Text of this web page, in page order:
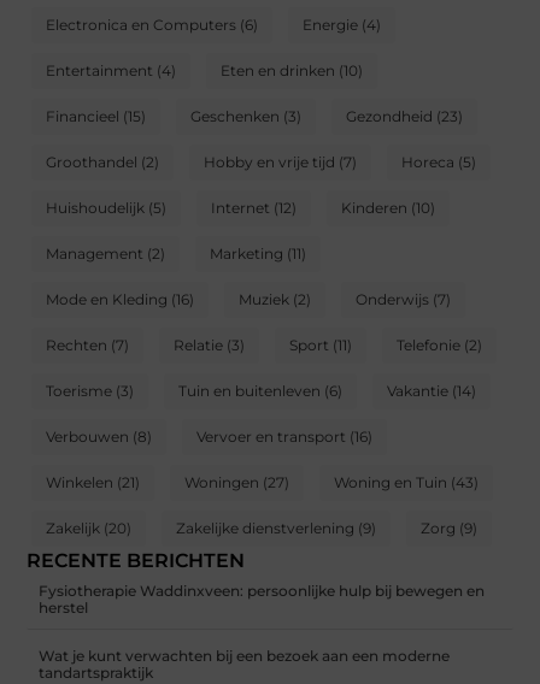
Electronica en Computers (6) Energie (4)
Entertainment (4) Eten en drinken (10)
Financieel (15) Geschenken (3) Gezondheid (23)
Groothandel (2) Hobby en vrije tijd (7) Horeca (5)
Huishoudelijk (5) Internet (12) Kinderen (10)
Management (2) Marketing (11)
Mode en Kleding (16) Muziek (2) Onderwijs (7)
Rechten (7) Relatie (3) Sport (11) Telefonie (2)
Toerisme (3) Tuin en buitenleven (6) Vakantie (14)
Verbouwen (8) Vervoer en transport (16)
Winkelen (21) Woningen (27) Woning en Tuin (43)
Zakelijk (20) Zakelijke dienstverlening (9) Zorg (9)
RECENTE BERICHTEN
Fysiotherapie Waddinxveen: persoonlijke hulp bij bewegen en
herstel
Wat je kunt verwachten bij een bezoek aan een moderne
tandartspraktijk